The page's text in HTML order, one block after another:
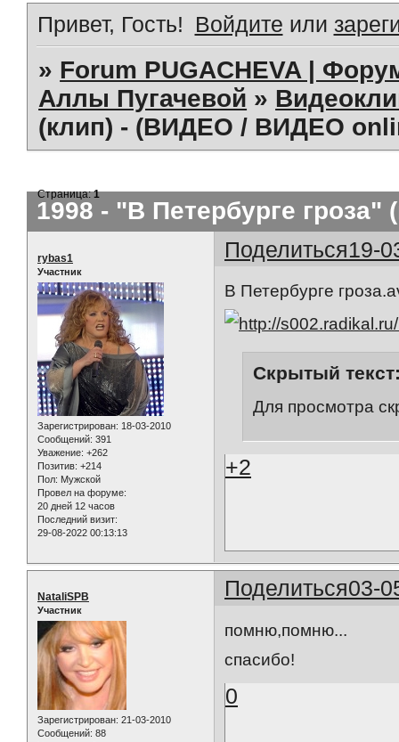
Привет, Гость! Войдите или
» Forum PUGACHEVA |
Аллы Пугачевой »
(клип) - (ВИДЕО / ВИДЕО
1998 - "В Петербурге
Страница:1
Поделиться19-
rybas1
Участник
Зарегистрирован: 18-03-2010
Сообщений: 391
Уважение: +262
Позитив: +214
Пол: Мужской
Провел на форуме:
20 дней 12 часов
Последний визит:
29-08-2022 00:13:13
В Петербурге
Скрытый
Для просмотра
+2
Поделиться03-
NataliSPB
Участник
Зарегистрирован: 21-03-2010
Сообщений: 88
помню,помню...
спасибо!
0